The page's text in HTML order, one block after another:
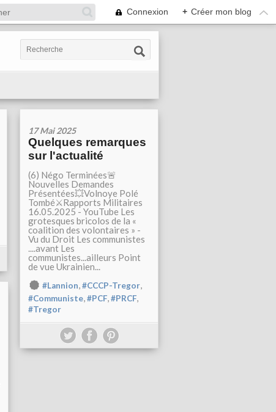
Connexion + Créer mon blog
17 Mai 2025
Quelques remarques
sur l'actualité
(6) Négo Terminées🚨
Nouvelles Demandes
Présentées💥Volnoye Polé
Tombé⚔️Rapports Militaires
16.05.2025 - YouTube Les
grotesques bricolos de la «
coalition des volontaires » -
Vu du Droit Les communistes
....avant Les
communistes...ailleurs Point
de vue Ukrainien...
#Lannion,#CCCP-Tregor,
#Communiste,#PCF,#PRCF,
#Tregor